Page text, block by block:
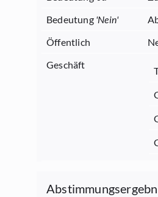
Bedeutung 'Nein'
Öffentlich
Geschäft